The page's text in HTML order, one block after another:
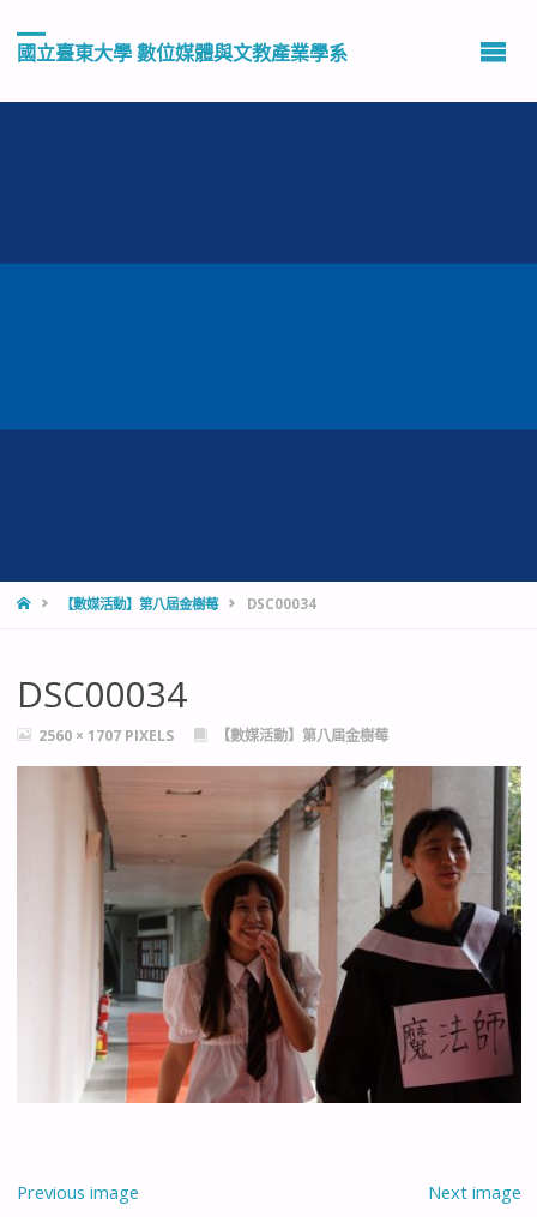
國立臺東大學 數位媒體與文教產業學系
HOME【數媒活動】第八屆金樹莓 DSC00034
DSC00034
FULL2560 × 1707 PIXELS 【數媒活動】第八屆金樹莓
Previous image Next image